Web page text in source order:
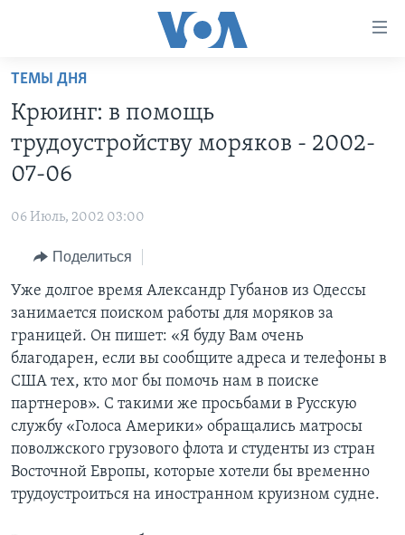
Перейти
основной
контент
Перейти
основной
Перейти
поиск
ПРОГРАММЫ
ИТОГИ
ПОЧЕМУ ЭТО ВАЖНО?
ДИСКУССИЯ VOA
НЬЮ-ЙОРК NEW YORK
АМЕРИКА. БОЛЬШОЕ ПУТЕШЕСТВИЕ
ПРОЕКТЫ
НАША АМЕРИКАНСКАЯ ИСТОРИЯ
А КАК В АМЕРИКЕ?
АРТЕФАКТЫ
АМЕРИКАНСКИЕ ГОРОДКИ
ТЕСТЫ
ИНТЕРВЬЮ
ФАКТЫ ПРОТИВ ФЕЙКОВ
ЗА СВОБОДУ ПРЕССЫ
ВИДЕО
ПОДПИСКА НА НОВОСТИ
Learning English
ТЕМЫ ДНЯ
Крюинг: в помощь
трудоустройству моряков - 2002-
07-06
06 Июль, 2002 03:00
Поделиться
Уже долгое время Александр Губанов из Одессы
занимается поиском работы для моряков за
границей. Он пишет: «Я буду Вам очень
благодарен, если вы сообщите адреса и телефоны в
США тех, кто мог бы помочь нам в поиске
партнеров». С такими же просьбами в Русскую
службу «Голоса Америки» обращались матросы
поволжского грузового флота и студенты из стран
Восточной Европы, которые хотели бы временно
трудоустроиться на иностранном круизном судне.